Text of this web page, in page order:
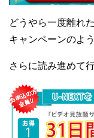
どうやら一度離れ
キャンペーンのよう
さらに読み進めて